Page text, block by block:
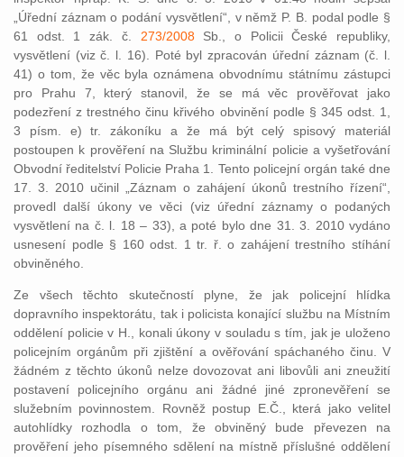
„Úřední záznam o podání vysvětlení“, v němž P. B. podal podle §
61 odst. 1 zák. č. 273/2008Sb., o Policii České republiky,
vysvětlení (viz č. l. 16). Poté byl zpracován úřední záznam (č. l.
41) o tom, že věc byla oznámena obvodnímu státnímu zástupci
pro Prahu 7, který stanovil, že se má věc prověřovat jako
podezření z trestného činu křivého obvinění podle § 345 odst. 1,
3 písm. e) tr. zákoníku a že má být celý spisový materiál
postoupen k prověření na Službu kriminální policie a vyšetřování
Obvodní ředitelství Policie Praha 1. Tento policejní orgán také dne
17. 3. 2010 učinil „Záznam o zahájení úkonů trestního řízení“,
provedl další úkony ve věci (viz úřední záznamy o podaných
vysvětlení na č. l. 18 – 33), a poté bylo dne 31. 3. 2010 vydáno
usnesení podle § 160 odst. 1 tr. ř. o zahájení trestního stíhání
obviněného.
Ze všech těchto skutečností plyne, že jak policejní hlídka
dopravního inspektorátu, tak i policista konající službu na Místním
oddělení policie v H., konali úkony v souladu s tím, jak je uloženo
policejním orgánům při zjištění a ověřování spáchaného činu. V
žádném z těchto úkonů nelze dovozovat ani libovůli ani zneužití
postavení policejního orgánu ani žádné jiné zpronevěření se
služebním povinnostem. Rovněž postup E.Č., která jako velitel
autohlídky rozhodla o tom, že obviněný bude převezen na
prověření jeho písemného sdělení na místně příslušné oddělení